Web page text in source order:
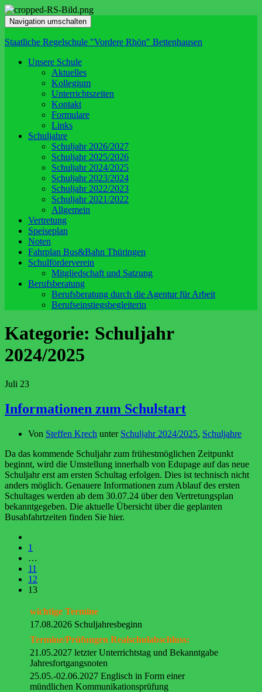
Navigation umschalten
Staatliche Regelschule "Vordere Rhön" Bettenhausen
Unsere Schule
Aktuelles
Kollegium
Unterrichtszeiten
Kontakt
Formulare
Links
Schuljahre
Schuljahr 2026/2027
Schuljahr 2025/2026
Schuljahr 2024/2025
Schuljahr 2023/2024
Schuljahr 2022/2023
Schuljahr 2021/2022
Allgemein
Vertretung
Speiseplan
Noten
Fahrplan Bus&Bahn Thüringen
Schulförderverein
Mitgliedschaft und Satzung
Berufsberatung
Berufsberatung durch die Agentur für Arbeit
Berufseinstiegsbegleiterin
Kategorie: Schuljahr
2024/2025
Juli 23
Informationen zum Schulstart
Von Steffen Krech unter Schuljahr 2024/2025, Schuljahre
Da das kommende Schuljahr zum frühestmöglichen Zeitpunkt
beginnt, wird die Umstellung innerhalb von Edupage auf das neue
Schuljahr erst am ersten Schultag erfolgen. Dies ist technisch nicht
anders möglich. Genauere Informationen zum Ablauf des ersten
Schultages werden ab dem 30.07.24 über den Vertretungsplan
bekanntgegeben. Die aktuelle Übersicht über die geplanten
Busabfahrtzeiten finden Sie hier.
1
…
11
12
13
wichtige Termine
17.08.2026 Schuljahresbeginn
Termine/Prüfungen Realschulabschluss:
21.05.2027 letzter Unterrichtstag und Bekanntgabe
Jahresfortgangsnoten
25.05.-02.06.2027 Englisch in Form einer
mündlichen Kommunikationsprüfung